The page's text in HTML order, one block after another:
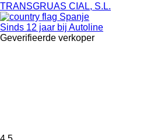
TRANSGRUAS CIAL, S.L.
Spanje
Sinds 12 jaar bij Autoline
Geverifieerde verkoper